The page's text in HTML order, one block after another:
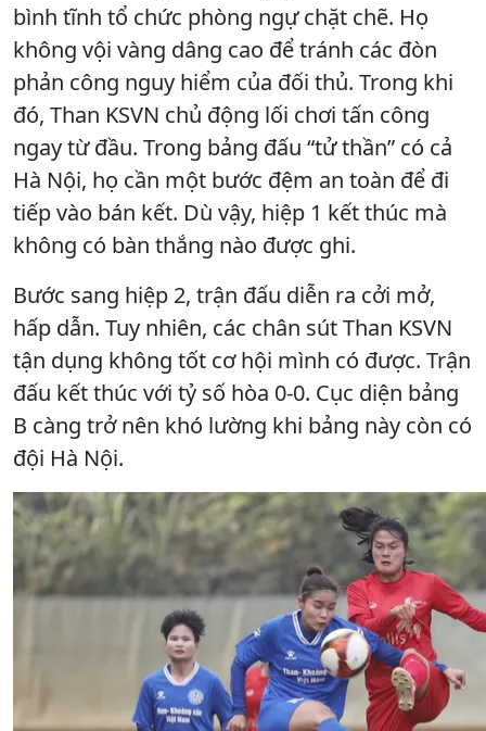
bình tĩnh tổ chức phòng ngự chặt chẽ. Họ
không vội vàng dâng cao để tránh các đòn
phản công nguy hiểm của đối thủ. Trong khi
đó, Than KSVN chủ động lối chơi tấn công
ngay từ đầu. Trong bảng đấu “tử thần” có cả
Hà Nội, họ cần một bước đệm an toàn để đi
tiếp vào bán kết. Dù vậy, hiệp 1 kết thúc mà
không có bàn thắng nào được ghi.
Bước sang hiệp 2, trận đấu diễn ra cởi mở,
hấp dẫn. Tuy nhiên, các chân sút Than KSVN
tận dụng không tốt cơ hội mình có được. Trận
đấu kết thúc với tỷ số hòa 0-0. Cục diện bảng
B càng trở nên khó lường khi bảng này còn có
đội Hà Nội.